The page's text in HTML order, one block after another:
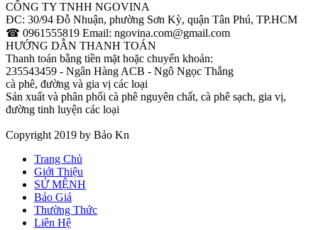
CÔNG TY TNHH NGOVINA
ĐC: 30/94 Đỗ Nhuận, phường Sơn Kỳ, quận Tân Phú, TP.HCM
☎ 0961555819 Email: ngovina.com@gmail.com
HƯỚNG DẪN THANH TOÁN
Thanh toán bằng tiền mặt hoặc chuyển khoản:
235543459 - Ngân Hàng ACB - Ngô Ngọc Thắng
cà phê, đường và gia vị các loại
Sản xuất và phân phối cà phê nguyên chất, cà phê sạch, gia vị,
đường tinh luyện các loại
Copyright 2019 by Bảo Kn
Trang Chủ
Giới Thiệu
SỨ MỆNH
Báo Giá
Thường Thức
Liên Hệ